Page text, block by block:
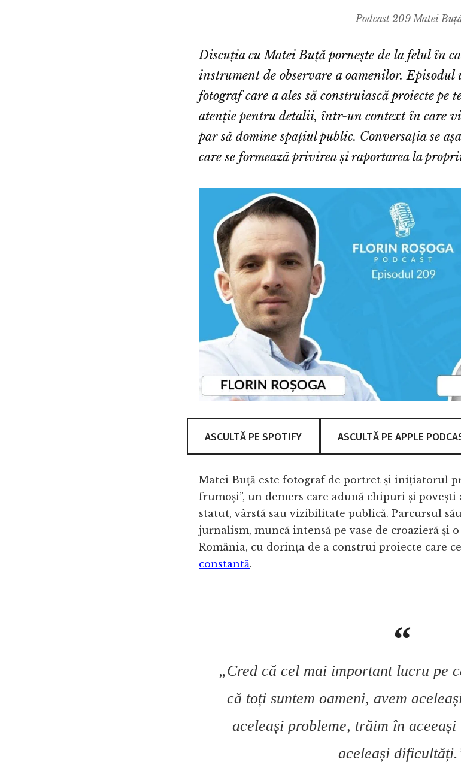
Podcast 209 Matei
Discuția cu Matei Buță pornește de la felul în
instrument de observare a oamenilor. Episodul
fotograf care a ales să construiască proiecte pe
atenție pentru detalii, într-un context în care
par să domine spațiul public. Conversația se
care se formează privirea și raportarea la
ASCULTĂ PE SPOTIFY ASCULTĂ PE APPLE
Matei Buță este fotograf de portret și inițiatorul
frumoși”, un demers care adună chipuri și
statut, vârstă sau vizibilitate publică. Parcursul
jurnalism, muncă intensă pe vase de croazieră și
România, cu dorința de a construi proiecte care
constantă.
„Cred că cel mai important lucru pe
că toți suntem oameni, avem
aceleași probleme, trăim în
aceleași